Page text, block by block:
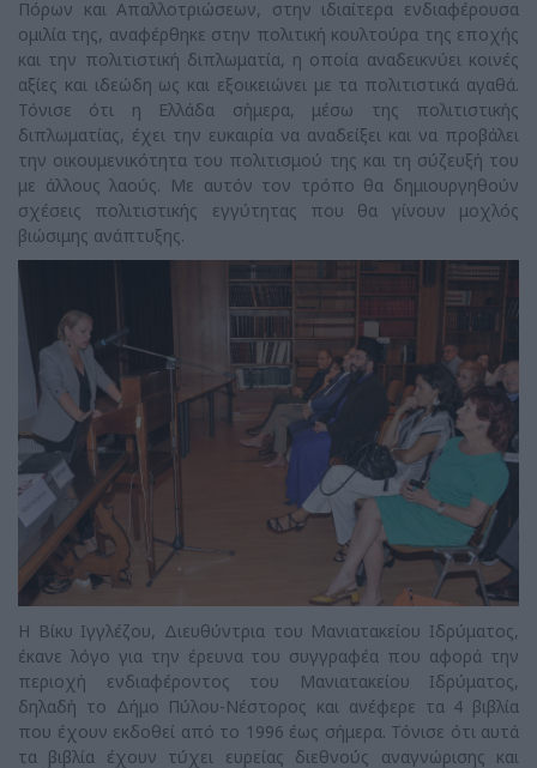
Πόρων και Απαλλοτριώσεων, στην ιδιαίτερα ενδιαφέρουσα
ομιλία της, αναφέρθηκε στην πολιτική κουλτούρα της εποχής
και την πολιτιστική διπλωματία, η οποία αναδεικνύει κοινές
αξίες και ιδεώδη ως και εξοικειώνει με τα πολιτιστικά αγαθά.
Τόνισε ότι η Ελλάδα σήμερα, μέσω της πολιτιστικής
διπλωματίας, έχει την ευκαιρία να αναδείξει και να προβάλει
την οικουμενικότητα του πολιτισμού της και τη σύζευξή του
με άλλους λαούς. Με αυτόν τον τρόπο θα δημιουργηθούν
σχέσεις πολιτιστικής εγγύτητας που θα γίνουν μοχλός
βιώσιμης ανάπτυξης.
Η Βίκυ Ιγγλέζου, Διευθύντρια του Μανιατακείου Ιδρύματος,
έκανε λόγο για την έρευνα του συγγραφέα που αφορά την
περιοχή ενδιαφέροντος του Μανιατακείου Ιδρύματος,
δηλαδή το Δήμο Πύλου-Νέστορος και ανέφερε τα 4 βιβλία
που έχουν εκδοθεί από το 1996 έως σήμερα. Τόνισε ότι αυτά
τα βιβλία έχουν τύχει ευρείας διεθνούς αναγνώρισης και